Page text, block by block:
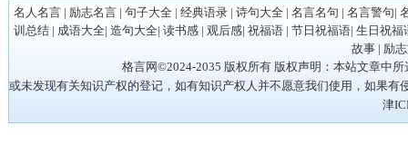
名人名言| 励志名言| 句子大全| 经典语录| 诗句大全| 名言名句 | 名言警句|
训总结| 成语大全| 造句大全| 读书感| 观后感| 祝福语| 节日祝福语| 生日祝福
故事| 励
格言网©2024-2035 版权所有 版权声明：本站文章中
或未发现有关知识产权的登记，如有知识产权人并不愿意我们使用，如果有
津